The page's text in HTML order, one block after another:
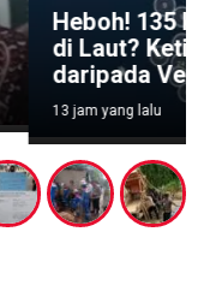
‘Berada’
Cepat